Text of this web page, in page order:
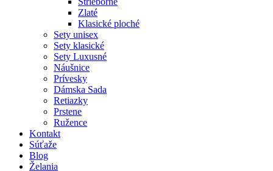
Zlaté
Klasické ploché
Sety unisex
Sety klasické
Sety Luxusné
Náušnice
Prívesky
Dámska Sada
Retiazky
Prstene
Ružence
Kontakt
Súťaže
Blog
Želania